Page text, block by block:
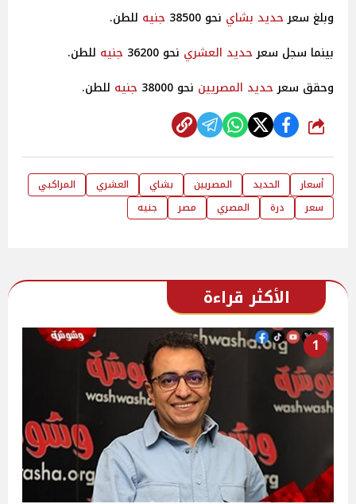
وبلغ سعرحديد بشاي نحو 38500 جنيه للطن.
بينما سجل سعرحديد العشري نحو 36200 جنيه للطن.
وحقق سعرحديد المصريين نحو 38000 جنيه للطن.
شارك
أسعار الحديد المصريين بشاي العشري
المراكبي
سعر
درة المصري مصر جنيه
الأكثر قراءة
1